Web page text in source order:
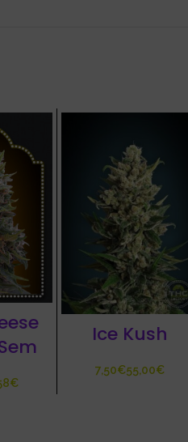
€
Ice Kush
€ €